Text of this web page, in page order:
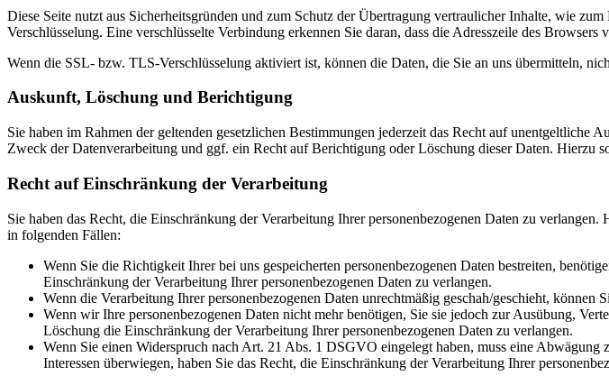
Diese Seite nutzt aus Sicherheitsgründen und zum Schutz der Übertragung vertraulicher Inhalte, wie
Verschlüsselung. Eine verschlüsselte Verbindung erkennen Sie daran, dass die Adresszeile des
Wenn die SSL- bzw. TLS-Verschlüsselung aktiviert ist, können die Daten, die Sie an uns übermitteln,
Auskunft, Löschung und Berichtigung
Sie haben im Rahmen der geltenden gesetzlichen Bestimmungen jederzeit das Recht auf unentgeltliche
Zweck der Datenverarbeitung und ggf. ein Recht auf Berichtigung oder Löschung dieser Daten. Hierzu
Recht auf Einschränkung der Verarbeitung
Sie haben das Recht, die Einschränkung der Verarbeitung Ihrer personenbezogenen Daten zu
in folgenden Fällen:
Wenn Sie die Richtigkeit Ihrer bei uns gespeicherten personenbezogenen Daten bestreiten,
Einschränkung der Verarbeitung Ihrer personenbezogenen Daten zu verlangen.
Wenn die Verarbeitung Ihrer personenbezogenen Daten unrechtmäßig geschah/geschieht,
Wenn wir Ihre personenbezogenen Daten nicht mehr benötigen, Sie sie jedoch zur Ausübung,
Löschung die Einschränkung der Verarbeitung Ihrer personenbezogenen Daten zu verlangen.
Wenn Sie einen Widerspruch nach Art. 21 Abs. 1 DSGVO eingelegt haben, muss eine
Interessen überwiegen, haben Sie das Recht, die Einschränkung der Verarbeitung Ihrer